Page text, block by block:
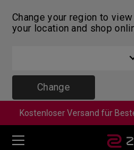
Change your region to
your location and shop
Change
Kostenloser Versand für